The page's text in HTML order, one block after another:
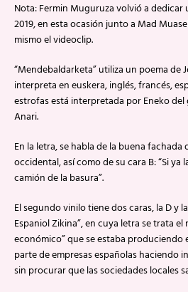
Nota: Fermin Muguruza volvió a dedicar
2019, en esta ocasión junto a Mad
mismo el videoclip.
“Mendebaldarketa” utiliza un poema de
interpreta en euskera, inglés, francés,
estrofas está interpretada por Eneko
Anari.
En la letra, se habla de la buena
occidental, así como de su cara B: “Si ya
camión de la basura”.
El segundo vinilo tiene dos caras, la D y
Espaniol Zikina”, en cuya letra se trata
económico” que se estaba produciendo
parte de empresas españolas haciendo
sin procurar que las sociedades locales